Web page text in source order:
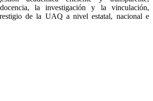
la investigación y la vinculación,
de la UAQ a nivel estatal, nacional e